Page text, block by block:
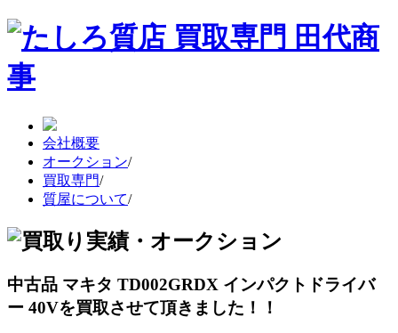
会社概要
オークション/
買取専門/
質屋について/
中古品 マキタ TD002GRDX インパクトドライバ
ー 40Vを買取させて頂きました！！